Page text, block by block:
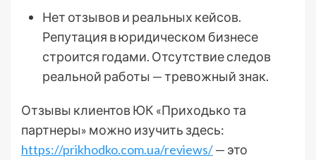
Нет отзывов и реальных кейсов.
Репутация в юридическом бизнесе
строится годами. Отсутствие следов
реальной работы — тревожный знак.
Отзывы клиентов ЮК «Приходько та
партнеры» можно изучить здесь:
https://prikhodko.com.ua/reviews/— это